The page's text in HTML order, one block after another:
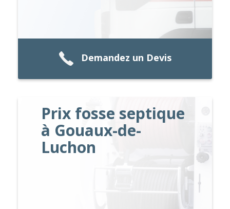
Demandez un Devis
Prix fosse septique
à Gouaux-de-
Luchon